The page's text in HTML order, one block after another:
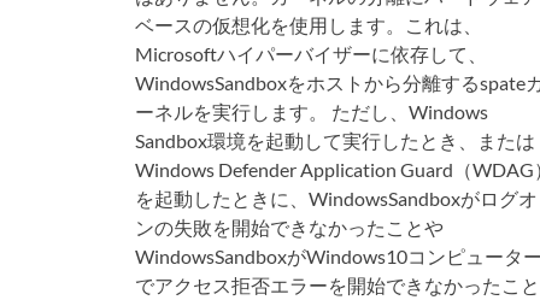
ベースの仮想化を使用します。これは、
Microsoftハイパーバイザーに依存して、
WindowsSandboxをホストから分離するspate
ーネルを実行します。 ただし、Windows
Sandbox環境を起動して実行したとき、または
Windows Defender Application Guard（WDAG
を起動したときに、WindowsSandboxがログオ
ンの失敗を開始できなかったことや
WindowsSandboxがWindows10コンピューター
でアクセス拒否エラーを開始できなかったこと